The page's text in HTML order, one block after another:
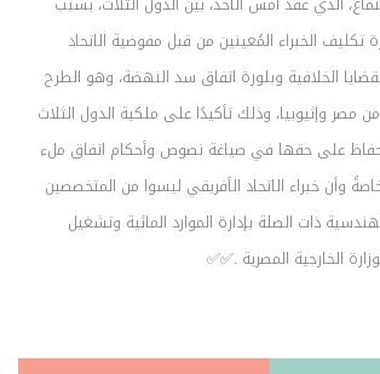
الخبراء المُعينين من قبل مفوضية الاتحاد
الخلافية وبلورة اتفاق سد النهضة، وهو الطرح
وإثيوبيا، وذلك تأكيدًا على ملكية الدول الثلاث
على حقها في صياغة نصوص وأحكام اتفاق ملء
وأن خبراء الاتحاد الأفريقي ليسوا من المتخصصين
ذات الصلة بإدارة الموارد المائية وتشغيل
الخارجية المصرية .✅✅